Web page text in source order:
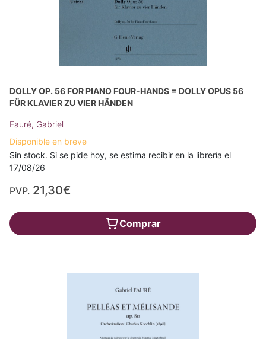
DOLLY OP. 56 FOR PIANO FOUR-HANDS = DOLLY OPUS 56
FÜR KLAVIER ZU VIER HÄNDEN
Fauré, Gabriel
Disponible en breve
Sin stock. Si se pide hoy, se estima recibir en la librería el
17/08/26
PVP. 21,30€
Comprar